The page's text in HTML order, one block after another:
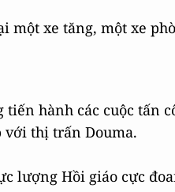
xe tăng, một xe
tiến hành các cuộc tấn
với thị trấn Douma.
lượng Hồi giáo cực